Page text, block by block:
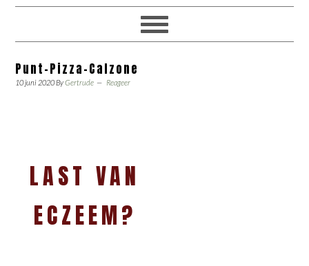
Punt-Pizza-Calzone
10 juni 2020ByGertrude Reageer
LAST VAN
ECZEEM?